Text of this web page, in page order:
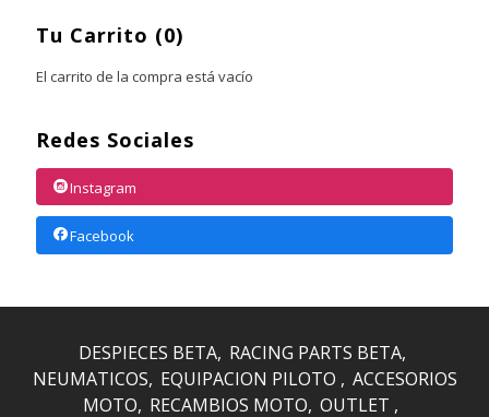
Tu Carrito (0)
El carrito de la compra está vacío
Redes Sociales
Instagram
Facebook
DESPIECES BETA RACING PARTS BETA
NEUMATICOS EQUIPACION PILOTO
ACCESORIOS
MOTO RECAMBIOS MOTO OUTLET